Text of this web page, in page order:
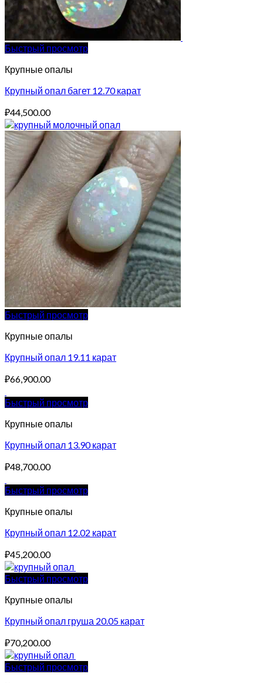
Быстрый просмотр
Крупные опалы
Крупный опал багет 12.70 карат
₽44,500.00
Быстрый просмотр
Крупные опалы
Крупный опал 19.11 карат
₽66,900.00
Быстрый просмотр
Крупные опалы
Крупный опал 13.90 карат
₽48,700.00
Быстрый просмотр
Крупные опалы
Крупный опал 12.02 карат
₽45,200.00
Быстрый просмотр
Крупные опалы
Крупный опал груша 20.05 карат
₽70,200.00
Быстрый просмотр